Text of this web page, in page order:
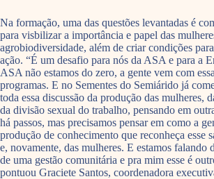
Na formação, uma das questões levantadas é
para visbilizar a importância e papel das
agrobiodiversidade, além de criar condições
ação. “É um desafio para nós da ASA e para a
ASA não estamos do zero, a gente vem com
programas. E no Sementes do Semiárido já
toda essa discussão da produção das mulheres,
da divisão sexual do trabalho, pensando em
há passos, mas precisamos pensar em como a
produção de conhecimento que reconheça esse
e, novamente, das mulheres. E estamos falando
de uma gestão comunitária e pra mim esse é
pontuou Graciete Santos, coordenadora